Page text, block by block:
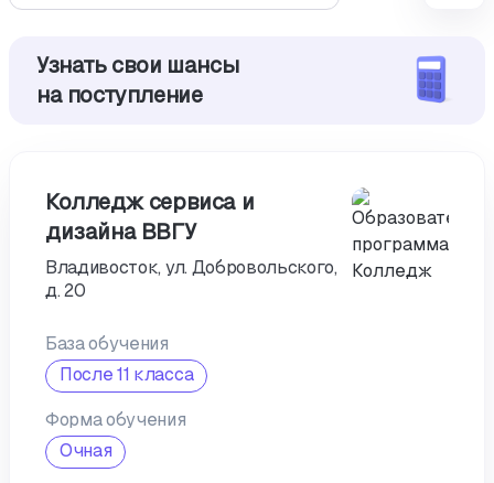
Узнать свои шансы
на поступление
Колледж сервиса и
дизайна ВВГУ
Владивосток, ул. Добровольского,
д. 20
База обучения
После 11 класса
Форма обучения
Очная